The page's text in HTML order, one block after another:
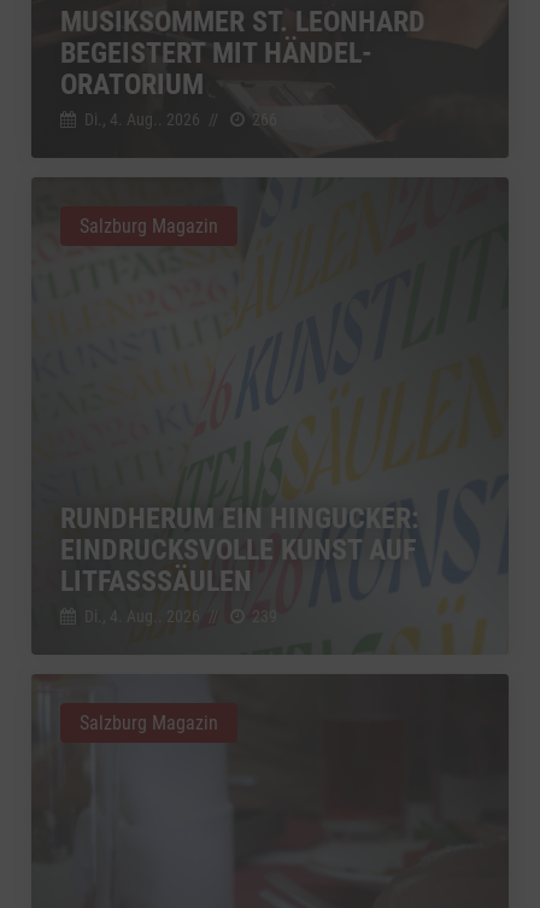
MUSIKSOMMER ST. LEONHARD
BEGEISTERT MIT HÄNDEL-
ORATORIUM
Di., 4. Aug.. 2026 // 266
RUNDHERUM EIN HINGUCKER:
EINDRUCKSVOLLE KUNST AUF
LITFASSSÄULEN
Di., 4. Aug.. 2026 239
Salzburg Magazin
Salzburg Magazin